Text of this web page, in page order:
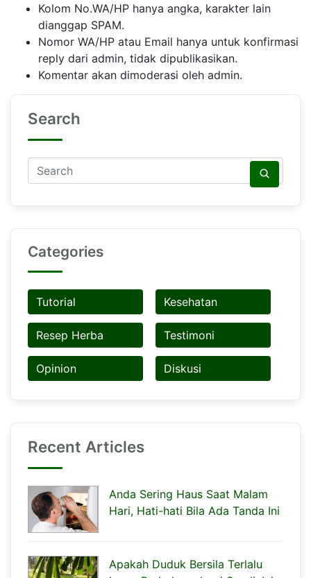
Kolom No.WA/HP hanya angka, karakter lain
dianggap SPAM.
Nomor WA/HP atau Email hanya untuk konfirmasi
reply dari admin, tidak dipublikasikan.
Komentar akan dimoderasi oleh admin.
Search
Categories
Tutorial Kesehatan
Resep Herba Testimoni
Opinion Diskusi
Recent Articles
Anda Sering Haus Saat Malam
Hari, Hati-hati Bila Ada Tanda Ini
Apakah Duduk Bersila Terlalu